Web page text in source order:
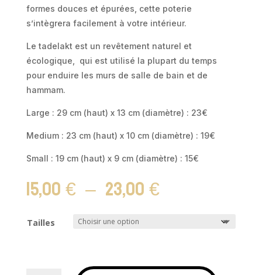
formes douces et épurées, cette poterie
s’intègrera facilement à votre intérieur.
Le tadelakt est un revêtement naturel et
écologique, qui est utilisé la plupart du temps
pour enduire les murs de salle de bain et de
hammam.
Large : 29 cm (haut) x 13 cm (diamètre) : 23€
Medium : 23 cm (haut) x 10 cm (diamètre) : 19€
Small : 19 cm (haut) x 9 cm (diamètre) : 15€
15,00€ – 23,00€Plage
de
Tailles